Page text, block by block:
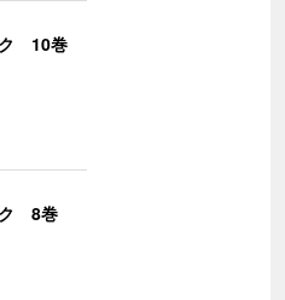
ク 10巻
ク 8巻